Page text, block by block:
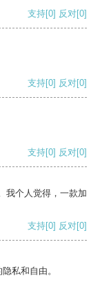
支持[0] 反对[0]
支持[0] 反对[0]
支持[0] 反对[0]
我个人觉得，一款加
支持[0] 反对[0]
私和自由。